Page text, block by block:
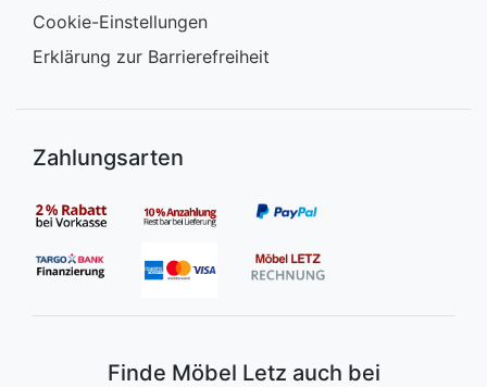
Cookie-Einstellungen
Erklärung zur Barrierefreiheit
Zahlungsarten
Finde Möbel Letz auch bei